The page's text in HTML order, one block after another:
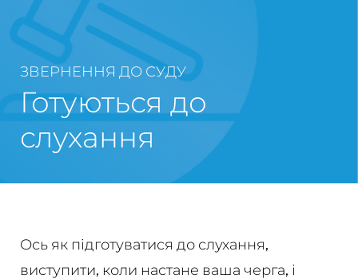
ЗВЕРНЕННЯ ДО СУДУ
Готуються до
слухання
Ось як підготуватися до слухання,
виступити, коли настане ваша черга, і